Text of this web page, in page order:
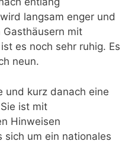
langsam enger und
mit
es noch sehr ruhig. Es
neun.
und kurz danach eine
ist mit
Hinweisen
sich um ein nationales